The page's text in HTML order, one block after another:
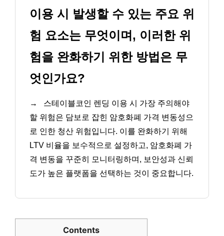
이용 시 발생할 수 있는 주요 위
험 요소는 무엇이며, 이러한 위
험을 완화하기 위한 방법은 무
엇인가요?
→
스테이블코인 렌딩 이용 시 가장 주의해야
할 위험은 담보로 잡힌 암호화폐 가격 변동성으
로 인한 청산 위험입니다. 이를 완화하기 위해
LTV 비율을 보수적으로 설정하고, 암호화폐 가
격 변동을 꾸준히 모니터링하며, 보안성과 신뢰
도가 높은 플랫폼을 선택하는 것이 중요합니다.
Contents